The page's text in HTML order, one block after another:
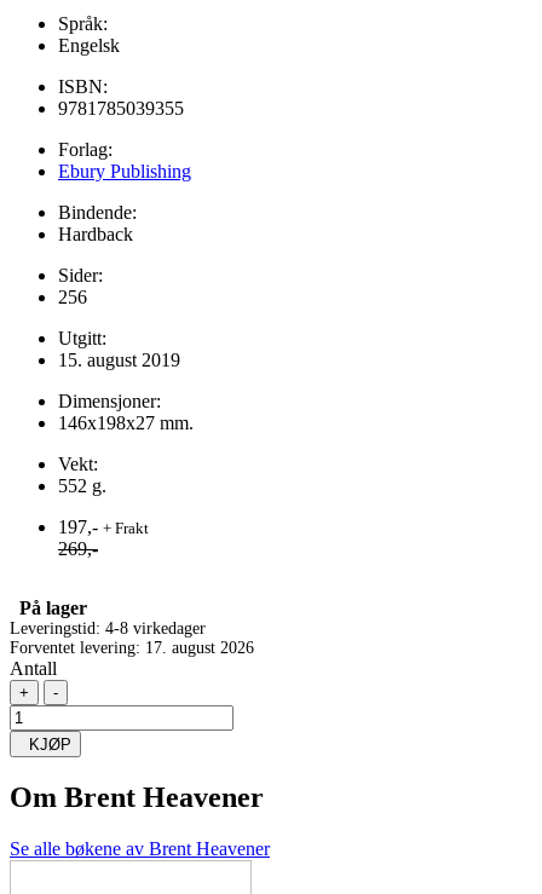
Språk:
Engelsk
ISBN:
9781785039355
Forlag:
Ebury Publishing
Bindende:
Hardback
Sider:
256
Utgitt:
15. august 2019
Dimensjoner:
146x198x27 mm.
Vekt:
552 g.
197,- + Frakt
269,-
På lager
Leveringstid: 4-8 virkedager
Forventet levering: 17. august 2026
Antall
+ -
KJØP
Om Brent Heavener
Se alle bøkene av Brent Heavener